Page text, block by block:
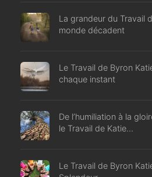
La grandeur du Travail
monde décadent
Le Travail de Byron
chaque instant
De l’humiliation à la
le Travail de Katie…
Le Travail de Byron